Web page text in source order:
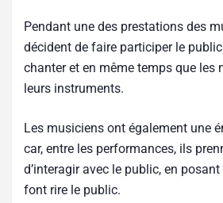
Pendant une des prestations des
décident de faire participer le
chanter et en même temps que les
leurs instruments.
Les musiciens ont également une
car, entre les performances, ils
d’interagir avec le public, en
font rire le public.